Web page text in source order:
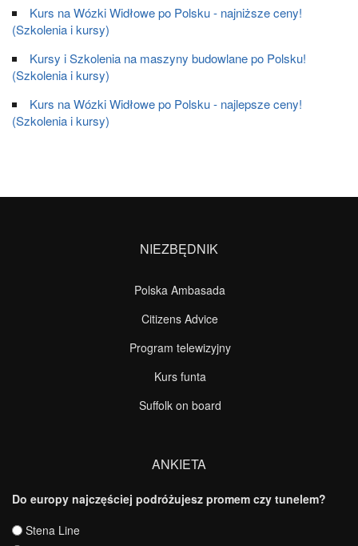
Kurs na Wózki Widłowe po Polsku - najniższe ceny!
(Szkolenia i kursy)
Kursy i Szkolenia na maszyny budowlane po Polsku!
(Szkolenia i kursy)
Kurs na Wózki Widłowe po Polsku - najlepsze ceny!
(Szkolenia i kursy)
NIEZBĘDNIK
Polska Ambasada
Citizens Advice
Program telewizyjny
Kurs funta
Suffolk on board
ANKIETA
Do europy najczęściej podróżujesz promem czy tunelem?
Wybory
Stena Line